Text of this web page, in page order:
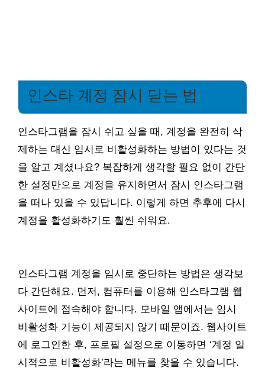
인스타 계정 잠시 닫는 법
인스타그램을 잠시 쉬고 싶을 때, 계정을 완전히 삭
제하는 대신 임시로 비활성화하는 방법이 있다는 것
을 알고 계셨나요? 복잡하게 생각할 필요 없이 간단
한 설정만으로 계정을 유지하면서 잠시 인스타그램
을 떠나 있을 수 있답니다. 이렇게 하면 추후에 다시
계정을 활성화하기도 훨씬 쉬워요.
인스타그램 계정을 임시로 중단하는 방법은 생각보
다 간단해요. 먼저, 컴퓨터를 이용해 인스타그램 웹
사이트에 접속해야 합니다. 모바일 앱에서는 임시
비활성화 기능이 제공되지 않기 때문이죠. 웹사이트
에 로그인한 후, 프로필 설정으로 이동하면 ‘계정 일
시적으로 비활성화’라는 메뉴를 찾을 수 있습니다.